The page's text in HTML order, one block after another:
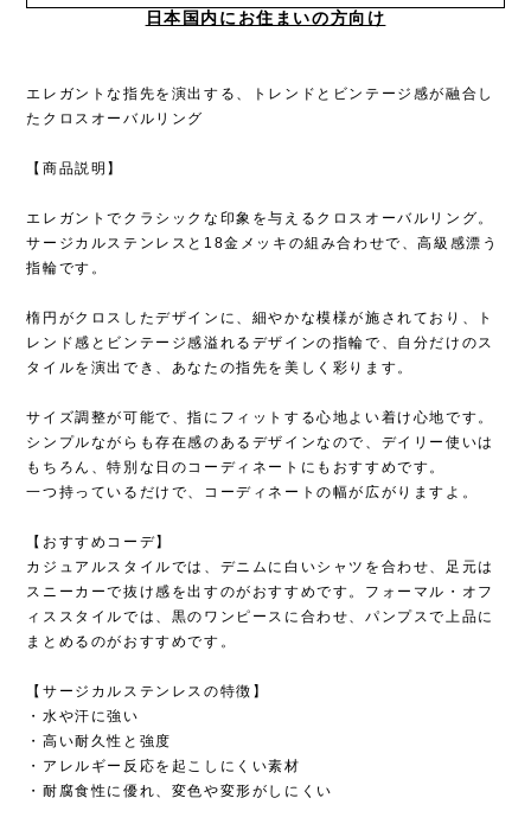
日本国内にお住まいの方向け
エレガントな指先を演出する、トレンドとビンテージ感が融合し
たクロスオーバルリング
【商品説明】
エレガントでクラシックな印象を与えるクロスオーバルリング。
サージカルステンレスと18金メッキの組み合わせで、高級感漂う
指輪です。
楕円がクロスしたデザインに、細やかな模様が施されており、ト
レンド感とビンテージ感溢れるデザインの指輪で、自分だけのス
タイルを演出でき、あなたの指先を美しく彩ります。
サイズ調整が可能で、指にフィットする心地よい着け心地です。
シンプルながらも存在感のあるデザインなので、デイリー使いは
もちろん、特別な日のコーディネートにもおすすめです。
一つ持っているだけで、コーディネートの幅が広がりますよ。
【おすすめコーデ】
カジュアルスタイルでは、デニムに白いシャツを合わせ、足元は
スニーカーで抜け感を出すのがおすすめです。フォーマル・オフ
ィススタイルでは、黒のワンピースに合わせ、パンプスで上品に
まとめるのがおすすめです。
【サージカルステンレスの特徴】
・水や汗に強い
・高い耐久性と強度
・アレルギー反応を起こしにくい素材
・耐腐食性に優れ、変色や変形がしにくい